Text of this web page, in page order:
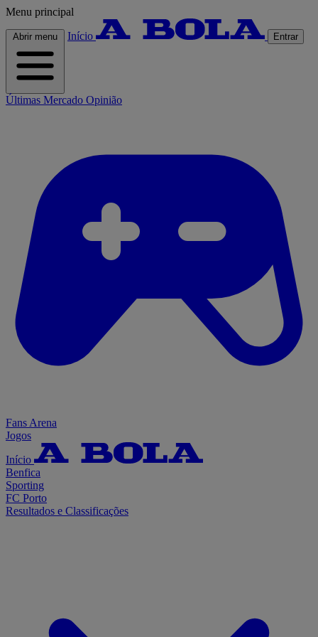
Menu principal
Abrir menu Início Entrar
Últimas Mercado Opinião
Fans Arena
Jogos
Início
Benfica
Sporting
FC Porto
Resultados e Classificações